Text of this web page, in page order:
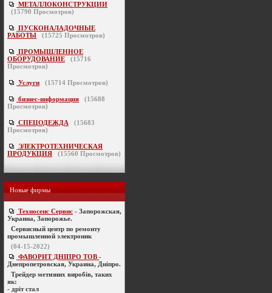
МЕТАЛЛОКОНСТРУКЦИИ
(15790 Просмотров)
ПУСКОНАЛАДОЧНЫЕ
РАБОТЫ
(15725 Просмотров)
ПРОМЫШЛЕННОЕ
ОБОРУДОВАНИЕ
(15716
Просмотров)
Услуги (15714 Просмотров)
бизнес-информация (15688
Просмотров)
СПЕЦОДЕЖДА (15683
Просмотров)
ЭЛЕКТРОТЕХНИЧЕСКАЯ
ПРОДУКЦИЯ
(15560 Просмотров)
Новые фирмы
Техносенс Сервис - Запорожская,
Украина, Запорожье.
Cервисный центр по ремонту
промышленной электроник
(04-15-2022)
ФАВОРИТ ДНІПРО ТОВ -
Днепропетровская, Украина, Дніпро.
Трейдер метизних виробів, таких
як:
- дріт стал